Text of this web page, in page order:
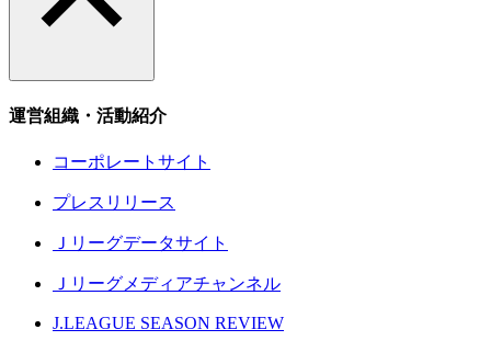
運営組織・活動紹介
コーポレートサイト
プレスリリース
Ｊリーグデータサイト
Ｊリーグメディアチャンネル
J.LEAGUE SEASON REVIEW